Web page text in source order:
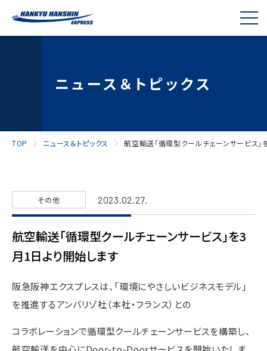
ニュース＆トピックス
TOP ニュース＆トピックス 航空輸送「循環型クールチェーンサービス
その他 2023.02.27.
航空輸送「循環型クールチェーンサービス」を3
月1日より開始します
阪急阪神エクスプレスは、「環境にやさしいビジネスモデル」
を推進するアンバリゾ社（本社・フランス）との
コラボレーションで循環型クールチェーンサービスを構築し、